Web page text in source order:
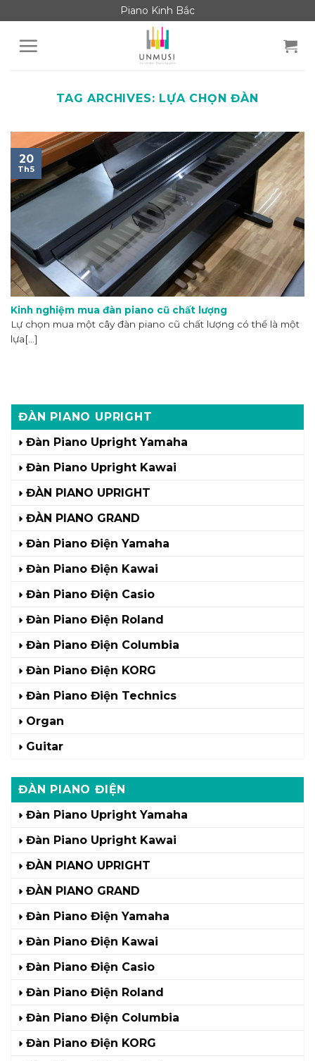
to
content
Piano Kinh Bắc
TAG ARCHIVES: LỰA CHỌN ĐÀN
ĐÀN PIANO UPRIGHT
Đàn Piano Upright Yamaha
Đàn Piano Upright Kawai
ĐÀN PIANO UPRIGHT
ĐÀN PIANO GRAND
Đàn Piano Điện Yamaha
Đàn Piano Điện Kawai
Đàn Piano Điện Casio
Đàn Piano Điện Roland
Đàn Piano Điện Columbia
Đàn Piano Điện KORG
Đàn Piano Điện Technics
Organ
Guitar
ĐÀN PIANO ĐIỆN
Đàn Piano Upright Yamaha
Đàn Piano Upright Kawai
ĐÀN PIANO UPRIGHT
ĐÀN PIANO GRAND
Đàn Piano Điện Yamaha
Đàn Piano Điện Kawai
Đàn Piano Điện Casio
Đàn Piano Điện Roland
Đàn Piano Điện Columbia
Đàn Piano Điện KORG
Kinh nghiệm mua đàn piano cũ chất lượng
Lự chọn mua một cây đàn piano cũ chất lượng có thể là một
lựa[...]
20
Th5